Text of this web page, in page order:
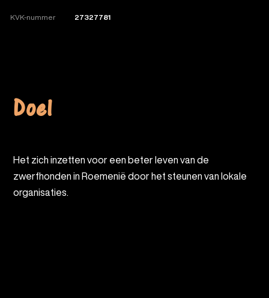
KVK-nummer 27327781
Doel
Het zich inzetten voor een beter leven van de
zwerfhonden in Roemenië door het steunen van lokale
organisaties.